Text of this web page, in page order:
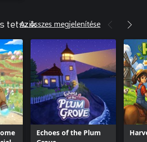
tetszik
Az összes megjelenítése
Echoes of the Plum